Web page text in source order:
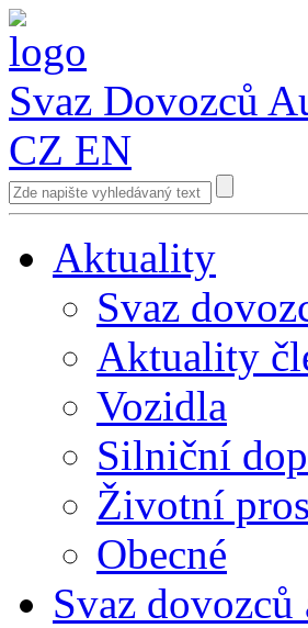
Svaz Dovozců
CZ EN
Aktuality
Svaz
Aktuality
Vozidla
Silniční
Životní
Obecné
Svaz